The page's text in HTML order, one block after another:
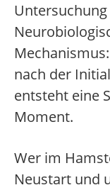
Untersuchung
nach der
entsteht eine
Moment.
Wer im
Neustart und